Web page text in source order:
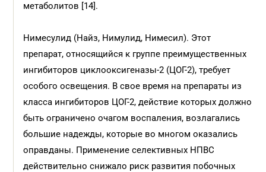
метаболитов [14].
Нимесулид (Найз, Нимулид, Нимесил). Этот
препарат, относящийся к группе преимущественных
ингибиторов циклооксигеназы-2 (ЦОГ-2), требует
особого освещения. В свое время на препараты из
класса ингибиторов ЦОГ-2, действие которых должно
быть ограничено очагом воспаления, возлагались
большие надежды, которые во многом оказались
оправданы. Применение селективных НПВС
действительно снижало риск развития побочных